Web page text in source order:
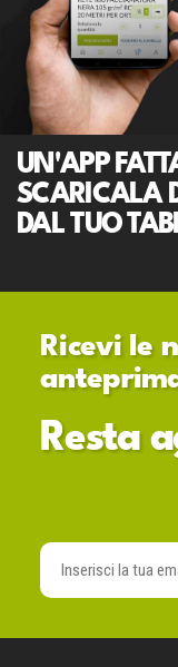
UN'APP
SCARICALA
DAL TUO
Ricevi le
Resta